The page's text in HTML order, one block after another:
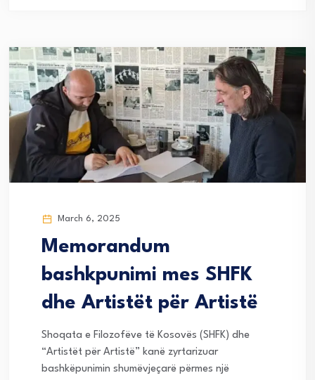
March 6, 2025
Memorandum
bashkpunimi mes SHFK
dhe Artistët për Artistë
Shoqata e Filozofëve të Kosovës (SHFK) dhe
“Artistët për Artistë” kanë zyrtarizuar
bashkëpunimin shumëvjeçarë përmes një